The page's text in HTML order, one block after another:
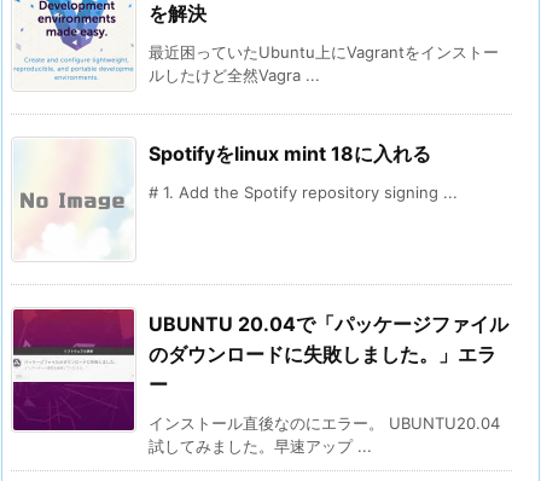
を解決
最近困っていたUbuntu上にVagrantをインストー
ルしたけど全然Vagra ...
Spotifyをlinux mint 18に入れる
# 1. Add the Spotify repository signing ...
UBUNTU 20.04で「パッケージファイル
のダウンロードに失敗しました。」エラ
ー
インストール直後なのにエラー。 UBUNTU20.04
試してみました。早速アップ ...